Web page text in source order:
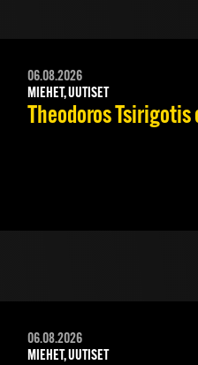
06.08.2026
MIEHET, UUTISET
Theodoros Tsirigotis
06.08.2026
MIEHET, UUTISET